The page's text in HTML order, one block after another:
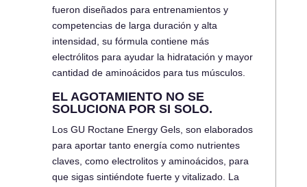
fueron diseñados para entrenamientos y
competencias de larga duración y alta
intensidad, su fórmula contiene más
electrólitos para ayudar la hidratación y mayor
cantidad de aminoácidos para tus músculos.
EL AGOTAMIENTO NO SE
SOLUCIONA POR SI SOLO.
Los GU Roctane Energy Gels, son elaborados
para aportar tanto energía como nutrientes
claves, como electrolitos y aminoácidos, para
que sigas sintiéndote fuerte y vitalizado. La